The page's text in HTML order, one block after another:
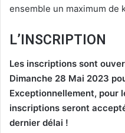
ensemble un maximum de
L’INSCRIPTION
Les inscriptions sont
Dimanche 28 Mai 2023
Exceptionnellement, pour
inscriptions seront
dernier délai !